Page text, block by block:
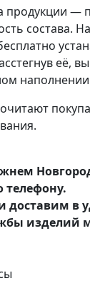
продукции —
состава.
её,
доставим в